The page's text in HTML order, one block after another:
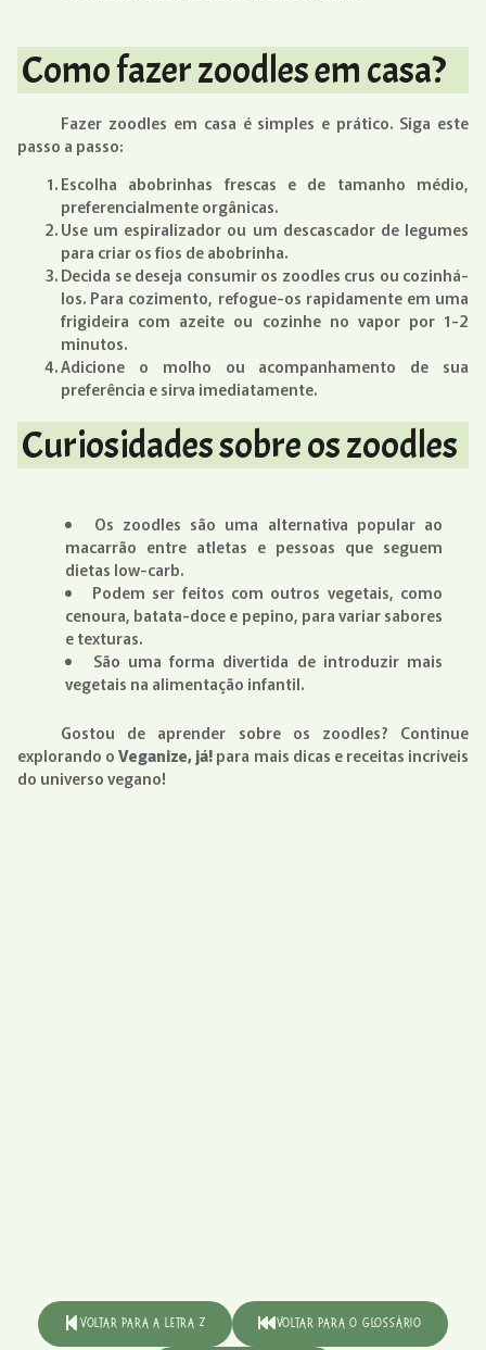
Como fazer zoodles em casa?
Fazer zoodles em casa é simples e prático. Siga este
passo a passo:
Escolha abobrinhas frescas e de tamanho médio,
preferencialmente orgânicas.
Use um espiralizador ou um descascador de legumes
para criar os fios de abobrinha.
Decida se deseja consumir os zoodles crus ou cozinhá-
los. Para cozimento, refogue-os rapidamente em uma
frigideira com azeite ou cozinhe no vapor por 1-2
minutos.
Adicione o molho ou acompanhamento de sua
preferência e sirva imediatamente.
Curiosidades sobre os zoodles
Os zoodles são uma alternativa popular ao
macarrão entre atletas e pessoas que seguem
dietas low-carb.
Podem ser feitos com outros vegetais, como
cenoura, batata-doce e pepino, para variar sabores
e texturas.
São uma forma divertida de introduzir mais
vegetais na alimentação infantil.
Gostou de aprender sobre os zoodles? Continue
explorando oVeganize, já!para mais dicas e receitas incríveis
do universo vegano!
Voltar para a Letra Z Voltar para o Glossário